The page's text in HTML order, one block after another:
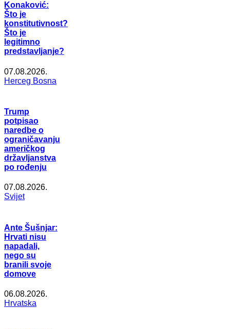
Konaković:
Što je
konstitutivnost?
Što je
legitimno
predstavljanje?
07.08.2026.
Herceg Bosna
Trump
potpisao
naredbe o
ograničavanju
američkog
državljanstva
po rođenju
07.08.2026.
Svijet
Ante Šušnjar:
Hrvati nisu
napadali,
nego su
branili svoje
domove
06.08.2026.
Hrvatska